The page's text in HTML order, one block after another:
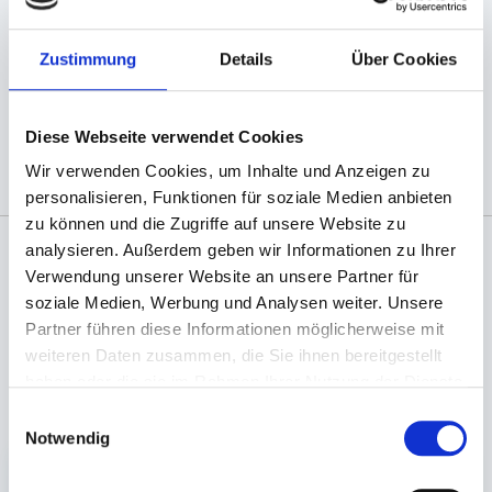
Zustimmung Details Über Cookies
Diese Webseite verwendet Cookies
Wir verwenden Cookies, um Inhalte und Anzeigen zu
personalisieren, Funktionen für soziale Medien anbieten
zu können und die Zugriffe auf unsere Website zu
analysieren. Außerdem geben wir Informationen zu Ihrer
Verwendung unserer Website an unsere Partner für
soziale Medien, Werbung und Analysen weiter. Unsere
Partner führen diese Informationen möglicherweise mit
weiteren Daten zusammen, die Sie ihnen bereitgestellt
Notwendig
Viele weitere Größen lieferbar. Deckel seperat
erhältlich.
Angaben zur Informationspflichten der GPSR
Produktsicherheitsverordnung:packpack.de GmbH, Am
Bullhamm 24-26, D-26441 Jever, info@packpack.de